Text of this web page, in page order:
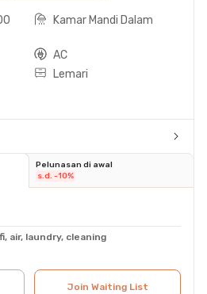
Kamar Mandi Dalam
AC
Lemari
Pelunasan di awal
s.d. -10%
air, laundry, cleaning
Join Waiting List